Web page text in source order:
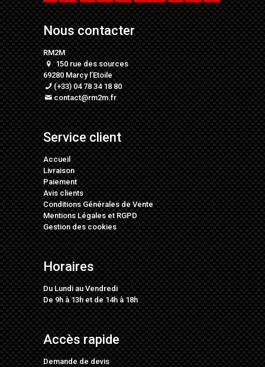
Nous contacter
RM2M
150 rue des sources
69280 Marcy l’Etoile
(+33) 04 78 34 18 80
contact@rm2m.fr
Service client
Accueil
Livraison
Paiement
Avis clients
Conditions Générales de Vente
Mentions LégalesetRGPD
Gestion des cookies
Horaires
Du Lundi au Vendredi
De 9h à 13h et de 14h à 18h
Accès rapide
Demande de devis